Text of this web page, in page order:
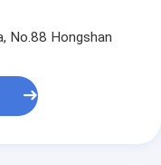
No.88 Hongshan